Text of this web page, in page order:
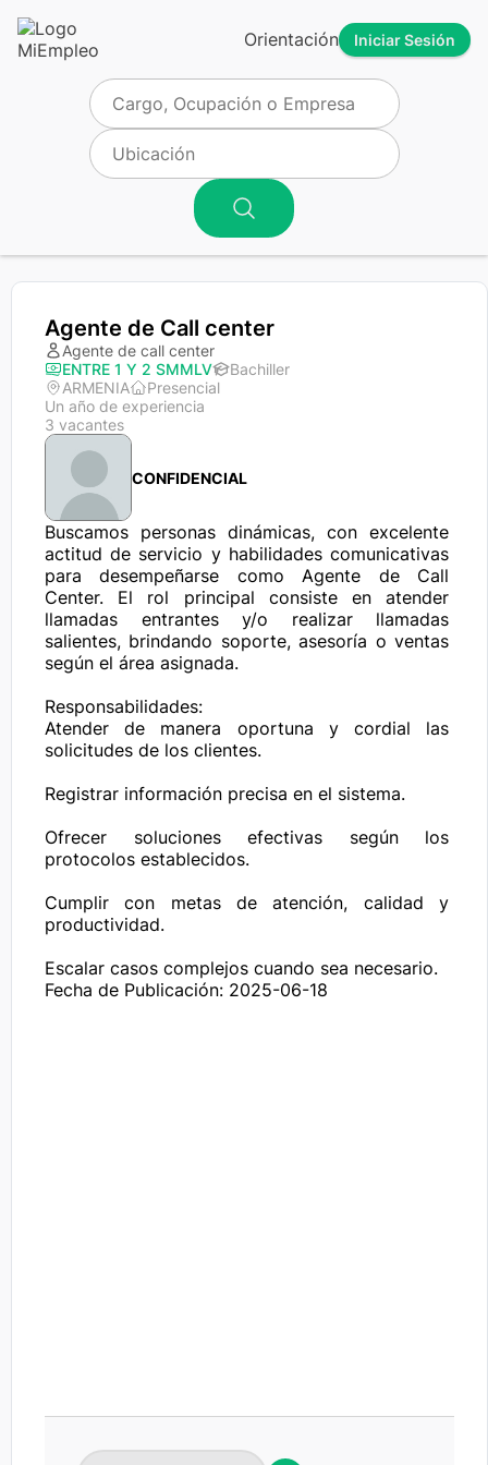
Orientación Iniciar Sesión
Agente de Call center
Agente de call center
ENTRE 1 Y 2 SMMLV
Bachiller
ARMENIA
Presencial
Un año de experiencia
3 vacantes
CONFIDENCIAL
Buscamos personas dinámicas, con excelente
actitud de servicio y habilidades comunicativas
para desempeñarse como Agente de Call
Center. El rol principal consiste en atender
llamadas entrantes y/o realizar llamadas
salientes, brindando soporte, asesoría o ventas
según el área asignada.
Responsabilidades:
Atender de manera oportuna y cordial las
solicitudes de los clientes.
Registrar información precisa en el sistema.
Ofrecer soluciones efectivas según los
protocolos establecidos.
Cumplir con metas de atención, calidad y
productividad.
Escalar casos complejos cuando sea necesario.
Fecha de Publicación: 2025-06-18